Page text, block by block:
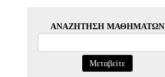
ΑΝΑΖΉΤΗΣΗ ΜΑΘΗΜΆΤΩΝ
Μεταβείτε